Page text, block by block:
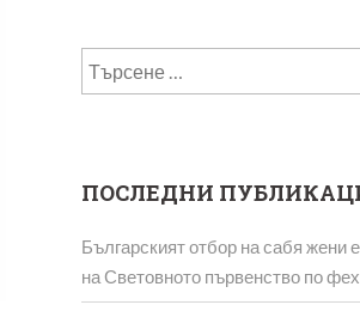
Търсене
за:
ПОСЛЕДНИ
Българският отбор на сабя жени
на Световното първенство по